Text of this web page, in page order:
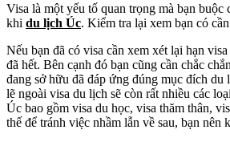
Visa là một yếu tố quan trọng mà bạn buộc
khi du lịch Úc. Kiểm tra lại xem bạn có
Nếu bạn đã có visa cần xem xét lại hạn
đã hết. Bên cạnh đó bạn cũng cần chắc
đang sở hữu đã đáp ứng đúng mục đích
lẽ ngoài visa du lịch sẽ còn rất nhiều các
Úc bao gồm visa du học, visa thăm thân,
thế để tránh việc nhầm lẫn về sau, bạn nên